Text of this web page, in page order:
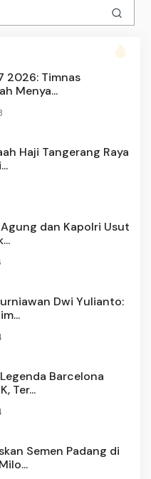
2026: Timnas
Menya...
Haji Tangerang Raya
dan Kapolri Usut
Dwi Yulianto:
Barcelona
Ter...
Semen Padang di